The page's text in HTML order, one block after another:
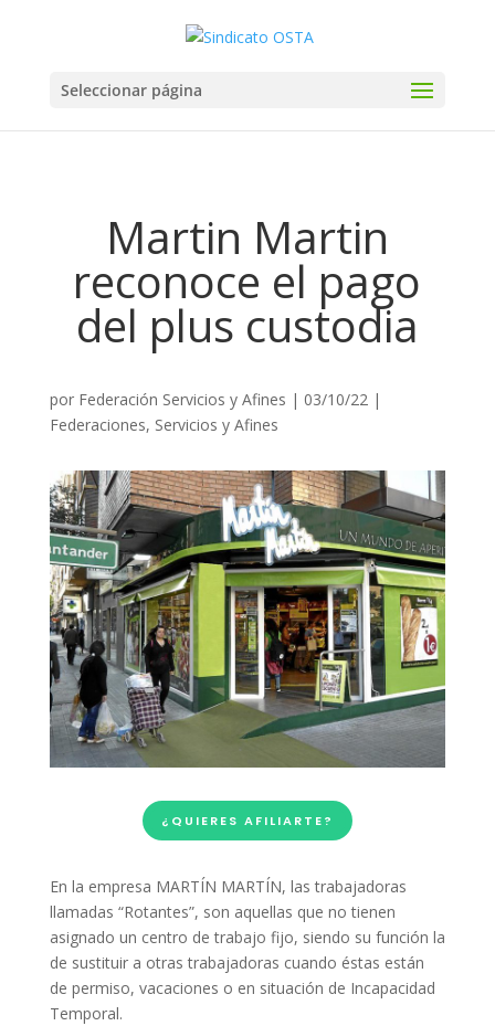
Seleccionar página
Martin Martin
reconoce el pago
del plus custodia
por Federación Servicios y Afines | 03/10/22|
Federaciones, Servicios y Afines
¿QUIERES AFILIARTE?
En la empresa MARTÍN MARTÍN, las trabajadoras
llamadas “Rotantes”, son aquellas que no tienen
asignado un centro de trabajo fijo, siendo su función la
de sustituir a otras trabajadoras cuando éstas están
de permiso, vacaciones o en situación de Incapacidad
Temporal.